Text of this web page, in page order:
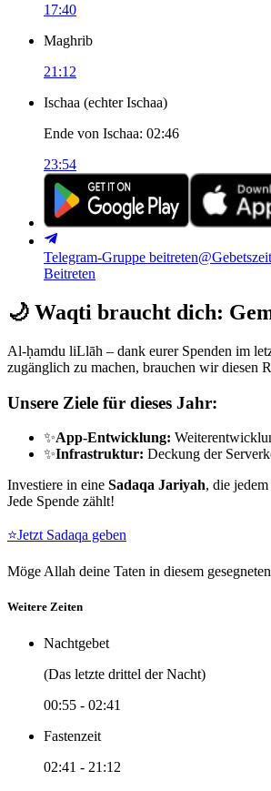
17:40
Maghrib
21:12
Ischaa (echter Ischaa)
Ende von Ischaa: 02:46
23:54
Telegram-Gruppe beitreten
Beitreten
🌙 Waqti braucht dich:
Al-ḥamdu liLlāh – dank eurer Spenden im
zugänglich zu machen, brauchen wir diesen
Unsere Ziele für dieses Jahr:
✨App-Entwicklung:
✨Infrastruktur: Deckung der
Investiere in eine Sadaqa Jariyah, die
Jede Spende zählt!
⭐Jetzt Sadaqa geben
Möge Allah deine Taten in diesem
Weitere Zeiten
Nachtgebet
(Das letzte drittel der Nacht)
00:55 - 02:41
Fastenzeit
02:41 - 21:12